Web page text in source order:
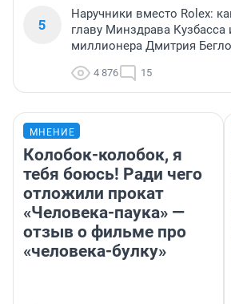
5
Наручники вместо Rolex:
главу Минздрава
миллионера Дмитрия
4 876 15
МНЕНИЕ
Колобок-колобок, я
тебя боюсь! Ради чего
отложили прокат
«Человека-паука» —
отзыв о фильме про
«человека-булку»